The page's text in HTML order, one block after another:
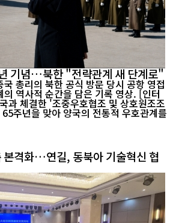
기념…북한 "전략관계 새 단계로"
역사적 순간을 담은 기록 영상. [인터
과 체결한 '조중우호협조 및 상호원조조
주년을 맞아 양국의 전통적 우호관계를
본격화…연길, 동북아 기술혁신 협